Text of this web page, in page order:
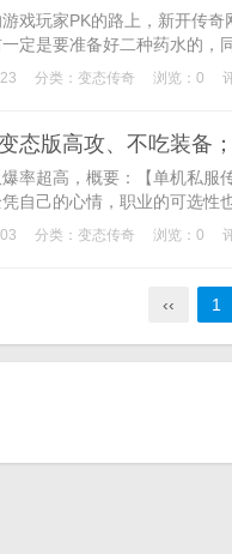
玩家PK的路上，新开传奇
定是要准备好二种药水的，
分类： 变态传奇 浏览：0
态版高攻、不吃装备
超高，概要：【单机私服
自己的心情，职业的可选性
分类： 变态传奇 浏览：0
‹‹ 1